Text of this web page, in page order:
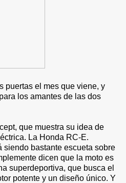
puertas el mes que viene, y
los amantes de las dos
que muestra su idea de
La Honda RC-E.
siendo bastante escueta sobre
dicen que la moto es
superdeportiva, que busca el
potente y un diseño único. Y